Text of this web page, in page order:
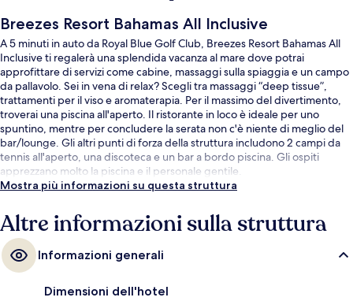
Breezes Resort Bahamas All Inclusive
A 5 minuti in auto da Royal Blue Golf Club, Breezes Resort Bahamas All
Inclusive ti regalerà una splendida vacanza al mare dove potrai
approfittare di servizi come cabine, massaggi sulla spiaggia e un campo
da pallavolo. Sei in vena di relax? Scegli tra massaggi “deep tissue”,
trattamenti per il viso e aromaterapia. Per il massimo del divertimento,
troverai una piscina all'aperto. Il ristorante in loco è ideale per uno
spuntino, mentre per concludere la serata non c'è niente di meglio del
bar/lounge. Gli altri punti di forza della struttura includono 2 campi da
tennis all'aperto, una discoteca e un bar a bordo piscina. Gli ospiti
apprezzano molto la piscina e il personale gentile.
Mostra più informazioni su questa struttura
Altre informazioni sulla struttura
Informazioni generali
Dimensioni dell'hotel